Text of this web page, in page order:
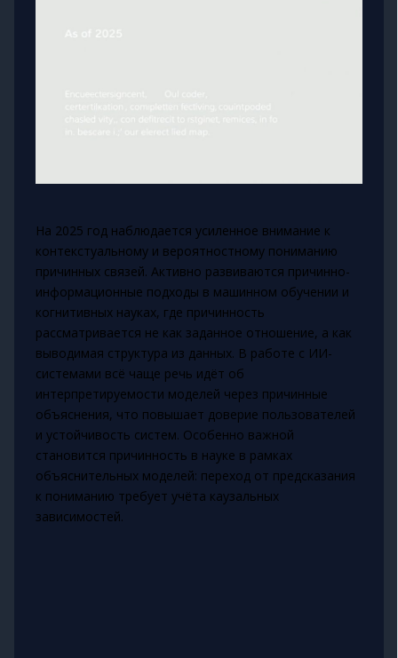
На 2025 год наблюдается усиленное внимание к
контекстуальному и вероятностному пониманию
причинных связей. Активно развиваются причинно-
информационные подходы в машинном обучении и
когнитивных науках, где причинность
рассматривается не как заданное отношение, а как
выводимая структура из данных. В работе с ИИ-
системами всё чаще речь идёт об
интерпретируемости моделей через причинные
объяснения, что повышает доверие пользователей
и устойчивость систем. Особенно важной
становится причинность в науке в рамках
объяснительных моделей: переход от предсказания
к пониманию требует учёта каузальных
зависимостей.